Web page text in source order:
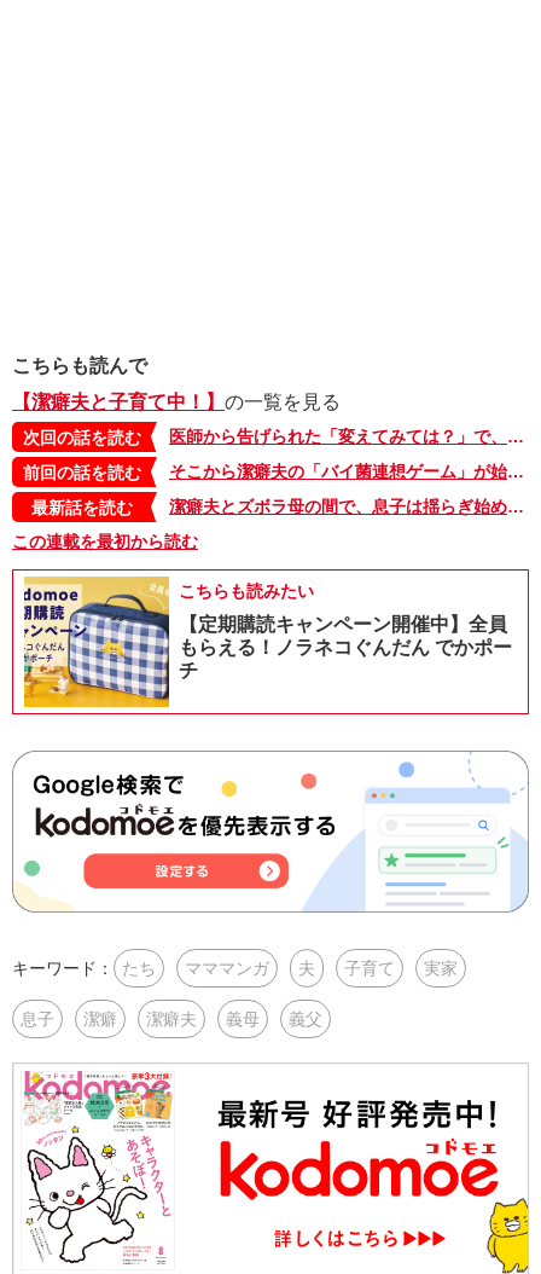
こちらも読んで
【潔癖夫と子育て中！】 の一覧を見る
次回の話を読む
医師から告げられた「変えてみては？」で、決心がついた【潔癖夫と子育て中！・40】
前回の話を読む
そこから潔癖夫の「バイ菌連想ゲーム」が始まった【潔癖夫と子育て中！・38】
最新話を読む
潔癖夫とズボラ母の間で、息子は揺らぎ始めていた【潔癖夫と子育て中！・61】
この連載を最初から読む
こちらも読みたい
【定期購読キャンペーン開催中】全員
もらえる！ノラネコぐんだん でかポー
チ
キーワード： たち マママンガ 夫 子育て 実家
息子 潔癖 潔癖夫 義母 義父